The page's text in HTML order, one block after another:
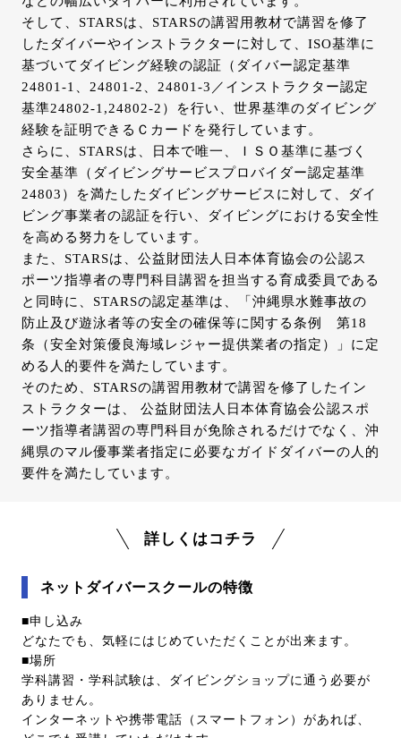
そして、STARSは、STARSの講習用教材で講習を修了
したダイバーやインストラクターに対して、ISO基準に
基づいてダイビング経験の認証（ダイバー認定基準
24801-1、24801-2、24801-3／インストラクター認定
基準24802-1,24802-2）を行い、世界基準のダイビング
経験を証明できるＣカードを発行しています。
さらに、STARSは、日本で唯一、ＩＳＯ基準に基づく
安全基準（ダイビングサービスプロバイダー認定基準
24803）を満たしたダイビングサービスに対して、ダイ
ビング事業者の認証を行い、ダイビングにおける安全性
を高める努力をしています。
また、STARSは、公益財団法人日本体育協会の公認ス
ポーツ指導者の専門科目講習を担当する育成委員である
と同時に、STARSの認定基準は、「沖縄県水難事故の
防止及び遊泳者等の安全の確保等に関する条例 第18
条（安全対策優良海域レジャー提供業者の指定）」に定
める人的要件を満たしています。
そのため、STARSの講習用教材で講習を修了したイン
ストラクターは、 公益財団法人日本体育協会公認スポ
ーツ指導者講習の専門科目が免除されるだけでなく、沖
縄県のマル優事業者指定に必要なガイドダイバーの人的
要件を満たしています。
詳しくはコチラ
ネットダイバースクールの特徴
■申し込み
どなたでも、気軽にはじめていただくことが出来ます。
■場所
学科講習・学科試験は、ダイビングショップに通う必要が
ありません。
インターネットや携帯電話（スマートフォン）があれば、